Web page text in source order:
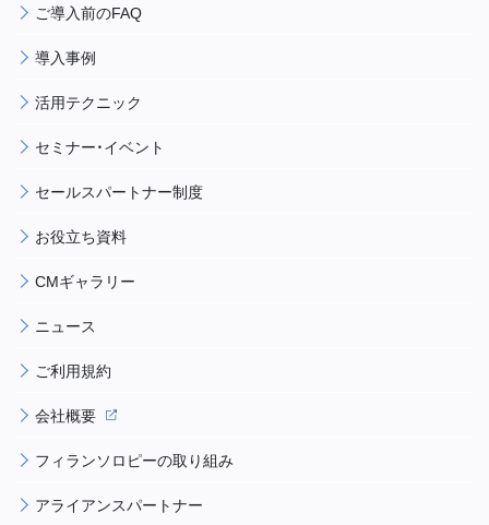
ご導入前のFAQ
導入事例
活用テクニック
セミナー・イベント
セールスパートナー制度
お役立ち資料
CMギャラリー
ニュース
ご利用規約
会社概要
フィランソロピーの取り組み
アライアンスパートナー